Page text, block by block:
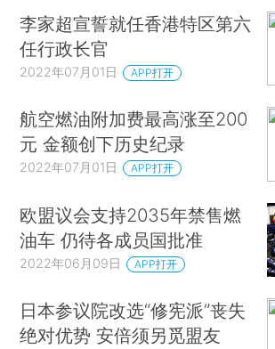
李家超宣誓就任香港特区第六
任行政长官
2022年07月01日 APP打开
航空燃油附加费最高涨至200
元 金额创下历史纪录
2022年07月01日 APP打开
欧盟议会支持2035年禁售燃
油车 仍待各成员国批准
2022年06月09日 APP打开
日本参议院改选“修宪派”丧失
绝对优势 安倍须另觅盟友